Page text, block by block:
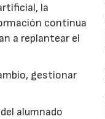
la
continua
a replantear el
gestionar
alumnado